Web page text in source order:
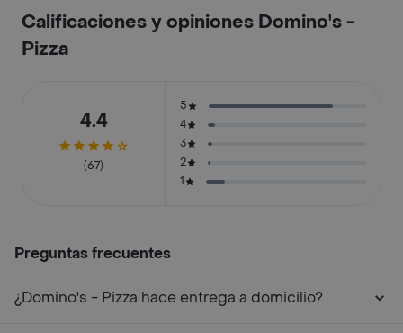
Calificaciones y opiniones Domino's -
Pizza
4.4
(67)
5
4
3
2
1
Preguntas frecuentes
¿Domino's - Pizza hace entrega a domicilio?